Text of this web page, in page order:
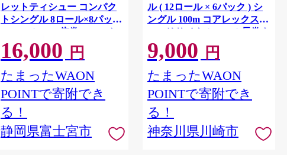
レットティシュー コンパク
トシングル 8ロール×8パック
64ロール 1.5倍巻 82.5m ト
イレットペーパー シングル
パルプ100％ 香りつき 日用品
消耗品 備蓄
16,000 円
たまったWAON
POINTで寄附でき
る！
静岡県富士宮市
ル ( 12ロール × 6パック ) シ
ングル 100m コアレックス
FSCリサイクルロール長巻タ
イプ 再生紙 100％ 日用品 消
耗品 防災 備蓄 トイレットペ
ーパー トイレ 神奈川県 川崎
市 トイレットペーパー 新生
活 生活雑貨 生活用品 といれ
っとぺーぱー 長持ち 長巻き
まとめ 非常 便利 サステナブ
ル エコ トイレットペーパー
9,000 円
たまったWAON
POINTで寄附でき
る！
神奈川県川崎市